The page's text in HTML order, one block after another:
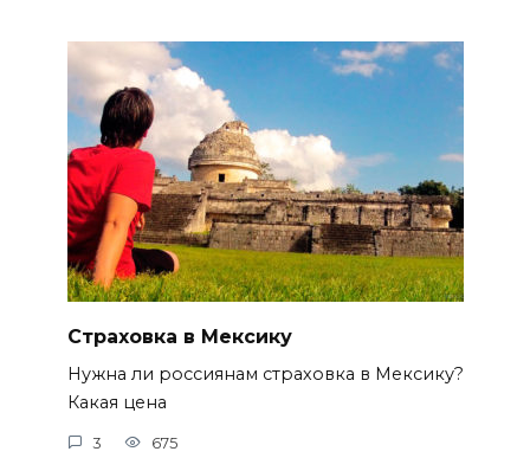
Страховка в Мексику
Нужна ли россиянам страховка в Мексику?
Какая цена
3 675